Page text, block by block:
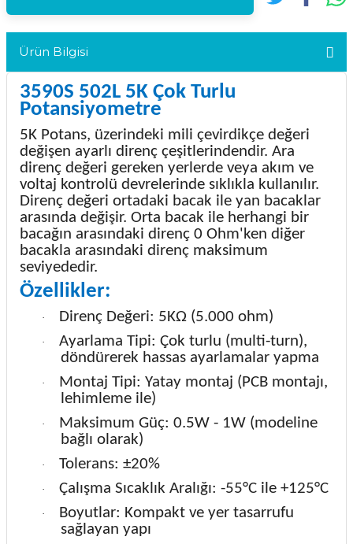
Ürün Bilgisi
3590S 502L 5K Çok Turlu
Potansiyometre
5K Potans, üzerindeki mili çevirdikçe değeri
değişen ayarlı direnç çeşitlerindendir. Ara
direnç değeri gereken yerlerde veya akım ve
voltaj kontrolü devrelerinde sıklıkla kullanılır.
Direnç değeri ortadaki bacak ile yan bacaklar
arasında değişir. Orta bacak ile herhangi bir
bacağın arasındaki direnç 0 Ohm'ken diğer
bacakla arasındaki direnç maksimum
seviyededir.
Özellikler:
· Direnç Değeri: 5KΩ (5.000 ohm)
·
Ayarlama Tipi: Çok turlu (multi-turn),
döndürerek hassas ayarlamalar yapma
·
Montaj Tipi: Yatay montaj (PCB montajı,
lehimleme ile)
·
Maksimum Güç: 0.5W - 1W (modeline
bağlı olarak)
· Tolerans: ±20%
· Çalışma Sıcaklık Aralığı: -55°C ile +125°C
·
Boyutlar: Kompakt ve yer tasarrufu
sağlayan yapı